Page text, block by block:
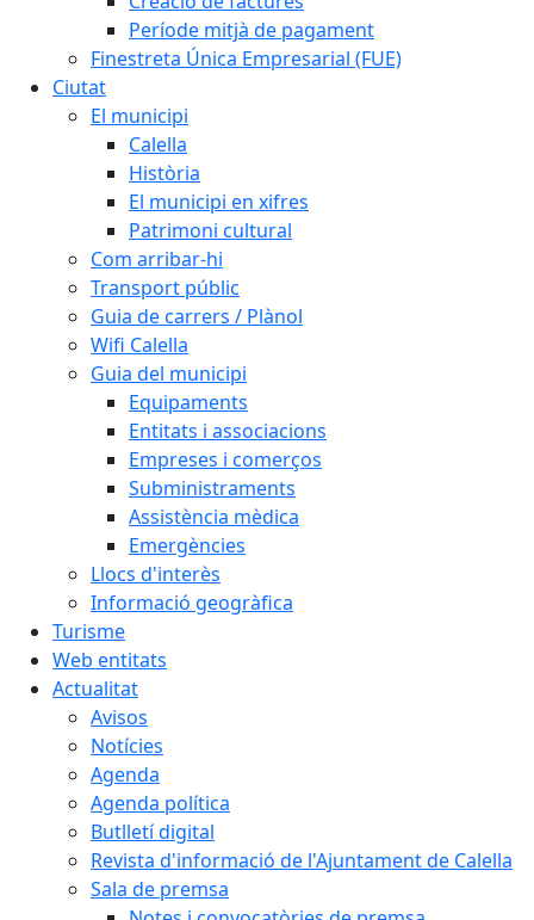
Període mitjà de pagament
Finestreta Única Empresarial (FUE)
Ciutat
El municipi
Calella
Història
El municipi en xifres
Patrimoni cultural
Com arribar-hi
Transport públic
Guia de carrers / Plànol
Wifi Calella
Guia del municipi
Equipaments
Entitats i associacions
Empreses i comerços
Subministraments
Assistència mèdica
Emergències
Llocs d'interès
Informació geogràfica
Turisme
Web entitats
Actualitat
Avisos
Notícies
Agenda
Agenda política
Butlletí digital
Revista d'informació de l'Ajuntament de Calella
Sala de premsa